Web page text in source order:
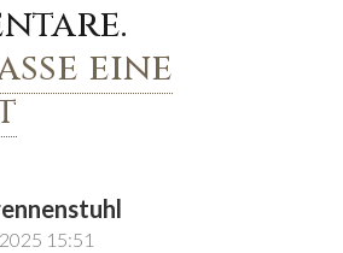
.
eine
15:51